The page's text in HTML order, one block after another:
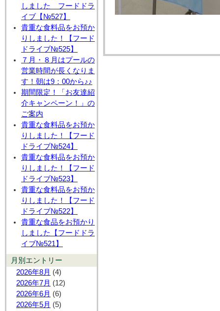
しました フードドラ
イブ【№527】
貴重な食料品をお預か
りしました！【フード
ドライブ№525】
７月・８月はプールの
営業時間が長くなりま
す！朝は9：00から♪♪
期間限定！「お友達紹
介キャンペーン！」の
ご案内
貴重な食料品をお預か
りしました！【フード
ドライブ№524】
貴重な食料品をお預か
りしました！【フード
ドライブ№523】
貴重な食料品をお預か
りしました！【フード
ドライブ№522】
貴重な食品をお預かり
しました【フードドラ
イブ№521】
月別エントリー
2026年8月 (4)
2026年7月 (12)
2026年6月 (6)
2026年5月 (5)